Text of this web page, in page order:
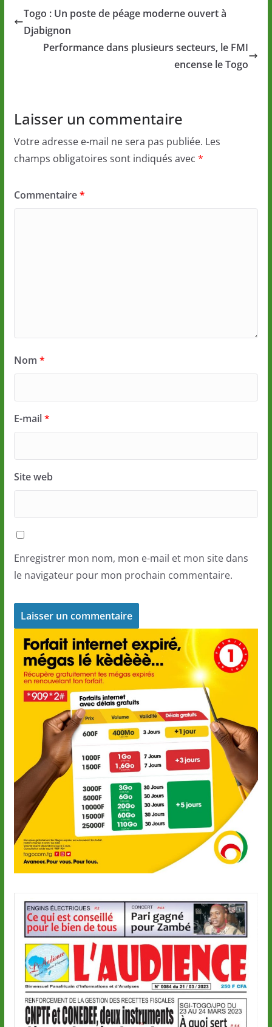
Togo : Un poste de péage moderne ouvert à
Djabignon
Performance dans plusieurs secteurs, le FMI
encense le Togo
Laisser un commentaire
Votre adresse e-mail ne sera pas publiée. Les
champs obligatoires sont indiqués avec *
Commentaire*
Nom *
E-mail*
Site web
Enregistrer mon nom, mon e-mail et mon site dans
le navigateur pour mon prochain commentaire.